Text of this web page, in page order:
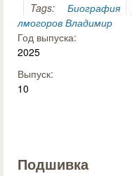
Tags: Биография
лмогоров Владимир
Год выпуска:
2025
Выпуск:
10
Подшивка